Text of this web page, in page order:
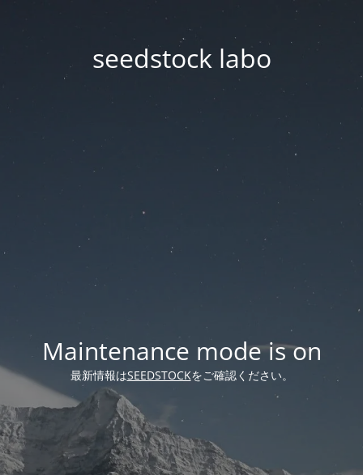
seedstock labo
Maintenance mode is on
最新情報はSEEDSTOCKをご確認ください。